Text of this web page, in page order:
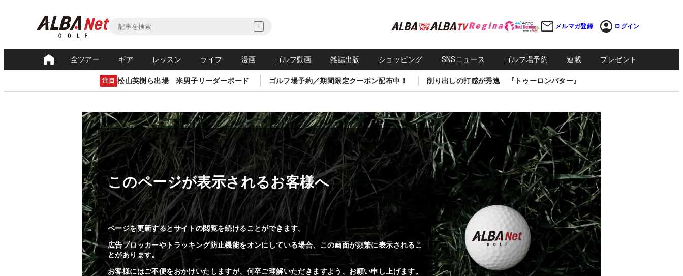
メルマガ登録 ログイン
全ツアー ギア レッスン ライフ 漫画 ゴルフ動画 雑誌出版 ショッピング SNSニュース ゴルフ場予約 連載 プレゼント
注目 松山英樹ら出場 米男子リーダーボード ゴルフ場予約／期間限定クーポン配布中！ 削り出しの打感が秀逸 『トゥーロンパター』
このページが表示されるお客様へ
ページを更新するとサイトの閲覧を続けることができます。
広告ブロッカーやトラッキング防止機能をオンにしている場合、この画面が頻繁に表示されるこ
とがあります。
お客様にはご不便をおかけいたしますが、何卒ご理解いただきますよう、お願い申し上げます。